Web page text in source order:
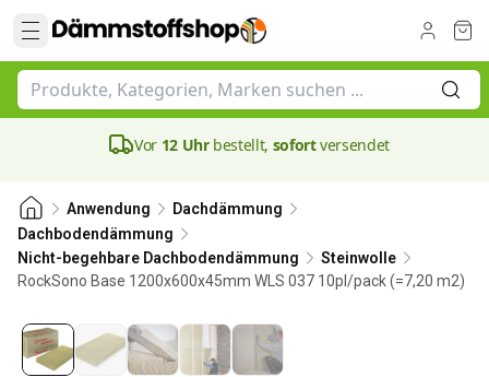
Vor 12 Uhrbestellt, sofortversendet
Anwendung
Dachdämmung
Dachbodendämmung
Nicht-begehbare Dachbodendämmung
Steinwolle
RockSono Base 1200x600x45mm WLS 037 10pl/pack (=7,20 m2)
45 mm